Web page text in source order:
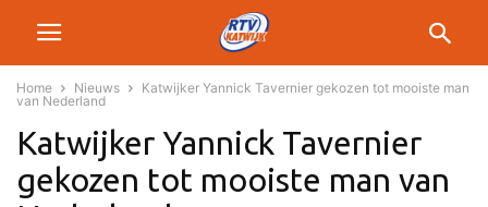
Home Nieuws
Katwijker Yannick Tavernier gekozen tot mooiste man
van Nederland
Katwijker Yannick Tavernier
gekozen tot mooiste man van